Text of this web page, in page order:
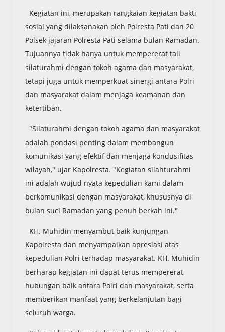
Kegiatan ini, merupakan rangkaian kegiatan bakti
sosial yang dilaksanakan oleh Polresta Pati dan 20
Polsek jajaran Polresta Pati selama bulan Ramadan.
Tujuannya tidak hanya untuk mempererat tali
silaturahmi dengan tokoh agama dan masyarakat,
tetapi juga untuk memperkuat sinergi antara Polri
dan masyarakat dalam menjaga keamanan dan
ketertiban.
"Silaturahmi dengan tokoh agama dan masyarakat
adalah pondasi penting dalam membangun
komunikasi yang efektif dan menjaga kondusifitas
wilayah," ujar Kapolresta. "Kegiatan silahturahmi
ini adalah wujud nyata kepedulian kami dalam
berkomunikasi dengan masyarakat, khususnya di
bulan suci Ramadan yang penuh berkah ini."
KH. Muhidin menyambut baik kunjungan
Kapolresta dan menyampaikan apresiasi atas
kepedulian Polri terhadap masyarakat. KH. Muhidin
berharap kegiatan ini dapat terus mempererat
hubungan baik antara Polri dan masyarakat, serta
memberikan manfaat yang berkelanjutan bagi
seluruh warga.